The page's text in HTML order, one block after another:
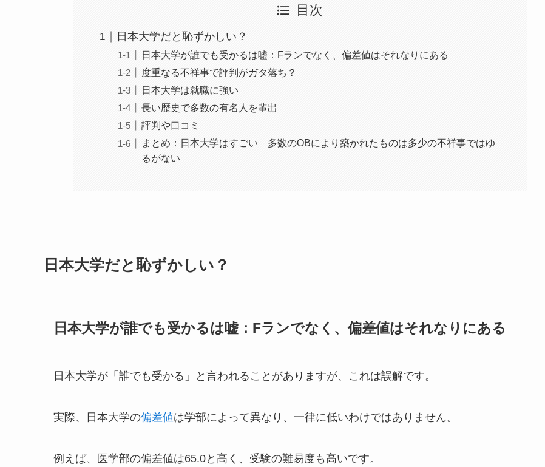
目次
日本大学だと恥ずかしい？
日本大学が誰でも受かるは嘘：Fランでなく、偏差値はそれなりにある
度重なる不祥事で評判がガタ落ち？
日本大学は就職に強い
長い歴史で多数の有名人を輩出
評判や口コミ
まとめ：日本大学はすごい 多数のOBにより築かれたものは多少の不祥事ではゆ
るがない
日本大学だと恥ずかしい？
日本大学が誰でも受かるは嘘：Fランでなく、偏差値はそれなりにある
日本大学が「誰でも受かる」と言われることがありますが、これは誤解です。
実際、日本大学の偏差値は学部によって異なり、一律に低いわけではありません。
例えば、医学部の偏差値は65.0と高く、受験の難易度も高いです。